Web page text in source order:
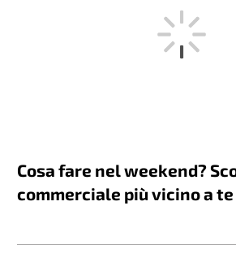
Cosa fare nel weekend?
commerciale più vicino a te